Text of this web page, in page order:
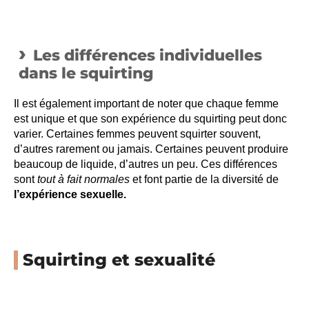
Les différences individuelles
dans le squirting
Il est également important de noter que chaque femme
est unique et que son expérience du squirting peut donc
varier. Certaines femmes peuvent squirter souvent,
d’autres rarement ou jamais. Certaines peuvent produire
beaucoup de liquide, d’autres un peu. Ces différences
sonttout à fait normales et font partie de la diversité de
l’expérience sexuelle.
Squirting et sexualité